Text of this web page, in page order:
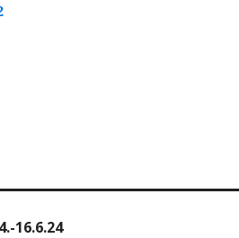
16.6.24